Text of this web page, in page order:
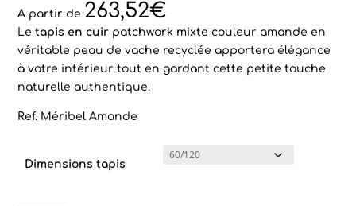
basé sur
notation
client
A partir de 263,52€
Letapis en cuir patchwork mixte couleur amande en
véritable peau de vache recyclée apportera élégance
à votre intérieur tout en gardant cette petite touche
naturelle authentique.
Ref. Méribel Amande
Dimensions tapis